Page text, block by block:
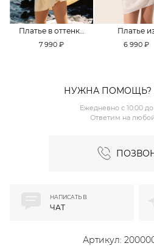
Платье в оттенке
Pale Banana
7 990 ₽
Платье
смесовой6 990 ₽
НУЖНА ПОМОЩЬ?
Ежедневно с 10:00
Ответим на
Артикул:
НАПИСАТЬ В
ЧАТ